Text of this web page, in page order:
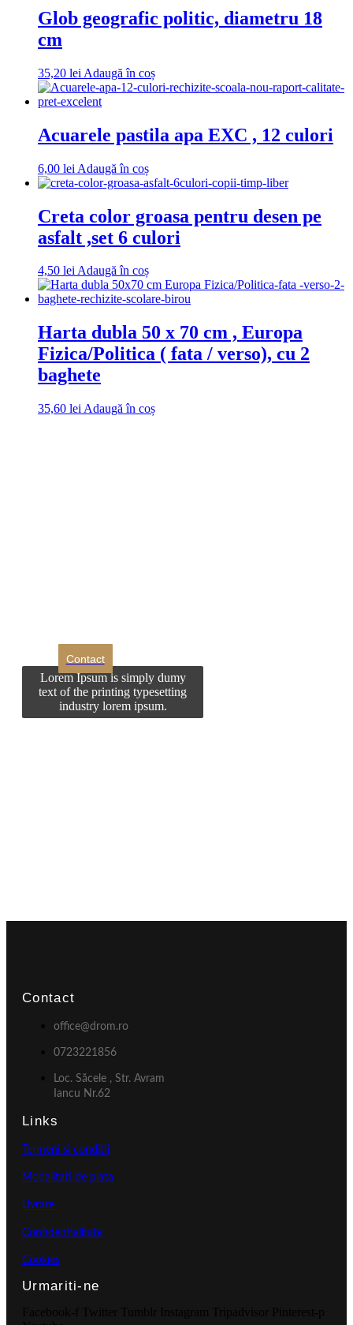
Glob geografic politic, diametru 18
cm
35,20 lei Adaugă în coș
Acuarele pastila apa EXC , 12 culori
6,00 lei Adaugă în coș
Creta color groasa pentru desen pe
asfalt ,set 6 culori
4,50 leiAdaugă în coș
Harta dubla 50 x 70 cm , Europa
Fizica/Politica ( fata / verso), cu 2
baghete
35,60 lei Adaugă în coș
Contact
Lorem Ipsum is simply dumy
text of the printing typesetting
industry lorem ipsum.
Contact
office@drom.ro
0723221856
Loc. Săcele , Str. Avram
Iancu Nr.62
Links
Termeni si conditii
Modalitati de plata
Livrare
Confidentialitate
Cookies
Urmariti-ne